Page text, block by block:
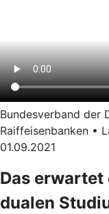
Bundesverband der
Raiffeisenbanken •
01.09.2021
Das erwartet
dualen